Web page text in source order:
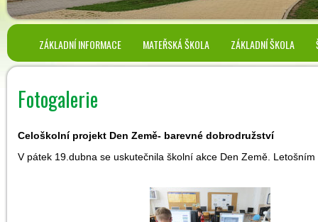
ZÁKLADNÍ INFORMACE MATEŘSKÁ ŠKOLA ZÁKLADNÍ ŠKOLA
Fotogalerie
Celoškolní projekt Den Země- barevné dobrodružství
V pátek 19.dubna se uskutečnila školní akce Den Země.